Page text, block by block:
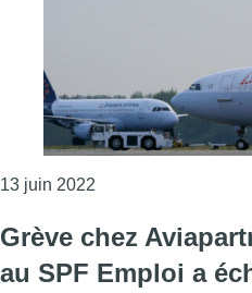
13 juin 2022
Grève chez
au SPF Emploi a